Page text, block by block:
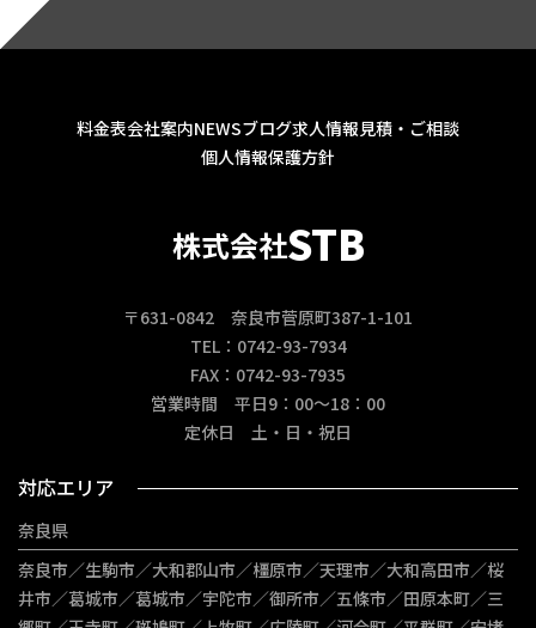
株式会社STB
〒631-0842 奈良市菅原町387-1-101
TEL：0742-93-7934
FAX：0742-93-7935
営業時間 平日9：00～18：00
定休日 土・日・祝日
料金表会社案内NEWSブログ求人情報見積・ご相談
個人情報保護方針
対応エリア
奈良県
奈良市／生駒市／大和郡山市／橿原市／天理市／大和高田市／桜
井市／葛城市／葛城市／宇陀市／御所市／五條市／田原本町／三